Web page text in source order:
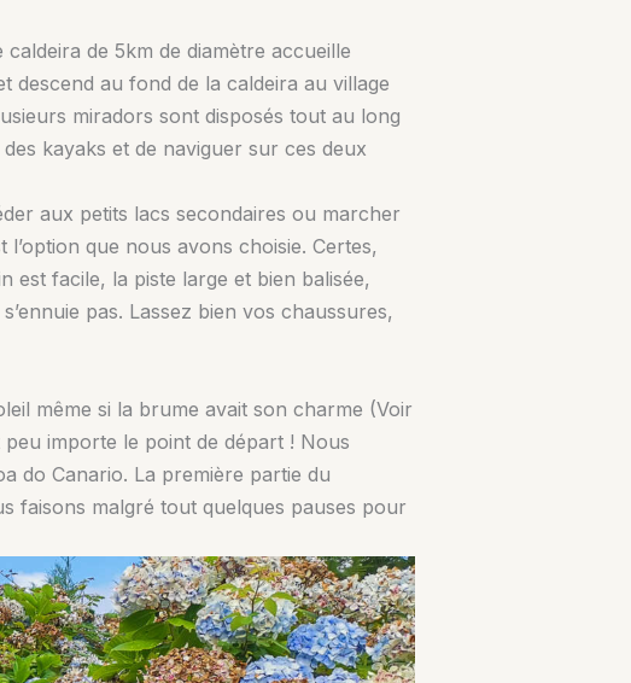
de 5km de diamètre accueille
descend au fond de la caldeira au village
miradors sont disposés tout au long
kayaks et de naviguer sur ces deux
aux petits lacs secondaires ou marcher
que nous avons choisie. Certes,
est facile, la piste large et bien balisée,
pas. Lassez bien vos chaussures,
même si la brume avait son charme (Voir
importe le point de départ ! Nous
do Canario. La première partie du
faisons malgré tout quelques pauses pour